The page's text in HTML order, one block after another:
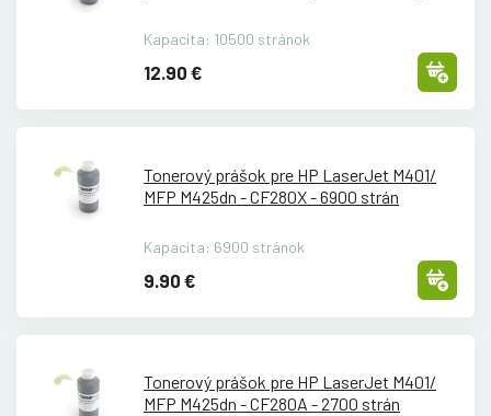
Kapacita: 10500 stránok
12.90 €
Tonerový prášok pre HP LaserJet M401/
MFP M425dn - CF280X - 6900 strán
Kapacita: 6900 stránok
9.90 €
Tonerový prášok pre HP LaserJet M401/
MFP M425dn - CF280A - 2700 strán